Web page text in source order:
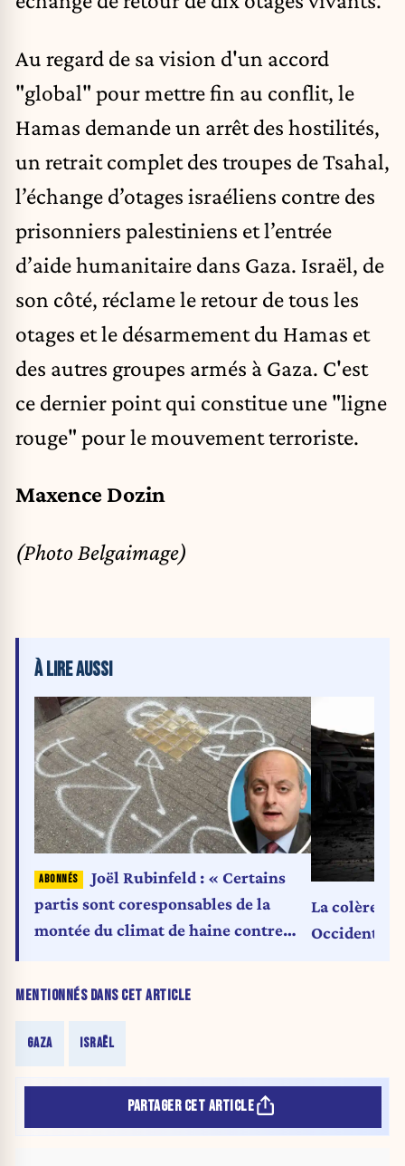
Au regard de sa vision d'un accord
"global" pour mettre fin au conflit, le
Hamas demande un arrêt des hostilités,
un retrait complet des troupes de Tsahal,
l’échange d’otages israéliens contre des
prisonniers palestiniens et l’entrée
d’aide humanitaire dans Gaza. Israël, de
son côté, réclame le retour de tous les
otages et le désarmement du Hamas et
des autres groupes armés à Gaza. C'est
ce dernier point qui constitue une "ligne
rouge" pour le mouvement terroriste.
Maxence Dozin
(Photo Belgaimage)
MENTIONNÉS DANS CET ARTICLE
GAZA ISRAËL
À LIRE AUSSI
Joël Rubinfeld : « Certains
partis sont coresponsables de la
montée du climat de haine contre
La colère
Occident
PARTAGER CET ARTICLE